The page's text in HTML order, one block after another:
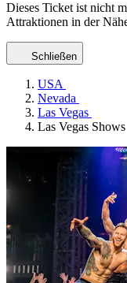
Dieses Ticket ist nicht
Attraktionen in der
Schließen
USA
Nevada
Las Vegas
Las Vegas Shows